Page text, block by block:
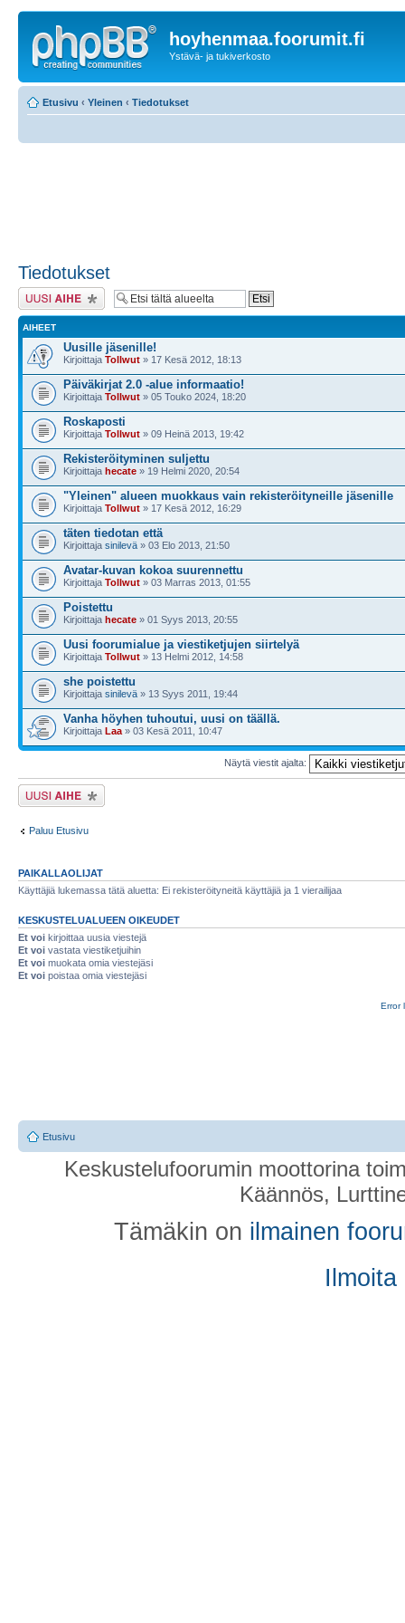
hoyhenmaa.foorumit.fi
Ystävä- ja tukiverkosto
Etusivu ‹ Yleinen ‹ Tiedotukset
Tiedotukset
Lähetä uusi viesti
AIHEET
Uusille jäsenille!
Kirjoittaja Tollwut » 17 Kesä 2012, 18:13
Päiväkirjat 2.0 -alue informaatio!
Kirjoittaja Tollwut » 05 Touko 2024, 18:20
Roskaposti
Kirjoittaja Tollwut » 09 Heinä 2013, 19:42
Rekisteröityminen suljettu
Kirjoittaja hecate » 19 Helmi 2020, 20:54
"Yleinen" alueen muokkaus vain rekisteröityneille jäsenille
Kirjoittaja Tollwut » 17 Kesä 2012, 16:29
täten tiedotan että
Kirjoittaja sinilevä » 03 Elo 2013, 21:50
Avatar-kuvan kokoa suurennettu
Kirjoittaja Tollwut » 03 Marras 2013, 01:55
Poistettu
Kirjoittaja hecate » 01 Syys 2013, 20:55
Uusi foorumialue ja viestiketjujen siirtelyä
Kirjoittaja Tollwut » 13 Helmi 2012, 14:58
she poistettu
Kirjoittaja sinilevä » 13 Syys 2011, 19:44
Vanha höyhen tuhoutui, uusi on täällä.
Kirjoittaja Laa » 03 Kesä 2011, 10:47
Näytä viestit ajalta:
Lähetä uusi viesti
Paluu Etusivu
PAIKALLAOLIJAT
Käyttäjiä lukemassa tätä aluetta: Ei rekisteröityneitä käyttäjiä ja 1 vierailijaa
KESKUSTELUALUEEN OIKEUDET
Et voi kirjoittaa uusia viestejä
Et voi vastata viestiketjuihin
Et voi muokata omia viestejäsi
Et voi poistaa omia viestejäsi
Error
Etusivu
Keskustelufoorumin moottorina
Käännös,
Tämäkin on ilmainen